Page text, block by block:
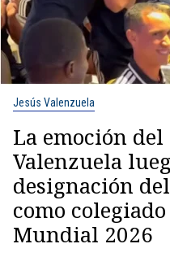
Jesús Valenzuela
La emoción
Valenzuela
designación
como
Mundial 2026